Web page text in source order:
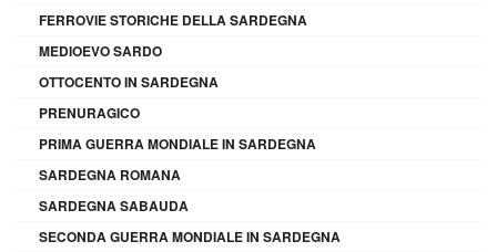
FERROVIE STORICHE DELLA SARDEGNA
MEDIOEVO SARDO
OTTOCENTO IN SARDEGNA
PRENURAGICO
PRIMA GUERRA MONDIALE IN SARDEGNA
SARDEGNA ROMANA
SARDEGNA SABAUDA
SECONDA GUERRA MONDIALE IN SARDEGNA